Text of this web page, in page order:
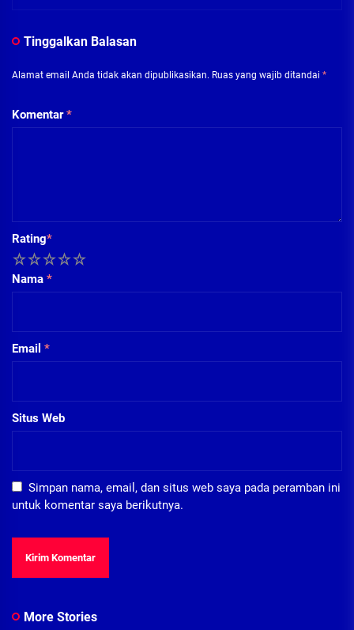
Tinggalkan Balasan
Alamat email Anda tidak akan dipublikasikan. Ruas yang wajib ditandai *
Komentar*
Rating*
5
4
3
2
Nama *
Email *
Situs Web
Simpan nama, email, dan situs web saya pada peramban ini
untuk komentar saya berikutnya.
More Stories